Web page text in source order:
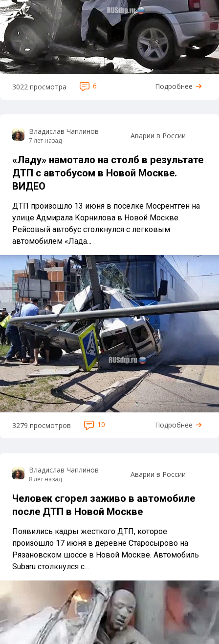
3022 просмотра 6 Подробнее
Владислав Чаплинов
7 лет назад Аварии в России
«Ладу» намотало на столб в результате
ДТП с автобусом в Новой Москве.
ВИДЕО
ДТП произошло 13 июня в поселке Мосрентген на
улице Адмирала Корнилова в Новой Москве.
Рейсовый автобус столкнулся с легковым
автомобилем «Лада...
3279 просмотров 10 Подробнее
Владислав Чаплинов
8 лет назад Аварии в России
Человек сгорел заживо в автомобиле
после ДТП в Новой Москве
Появились кадры жесткого ДТП, которое
произошло 17 июня в деревне Старосырово на
Рязановском шоссе в Новой Москве. Автомобиль
Subaru столкнулся с...